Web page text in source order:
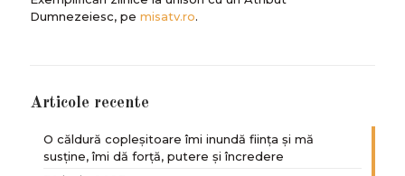
Dumnezeiesc, pe misatv.ro.
Articole recente
O căldură copleșitoare îmi inundă ființa și mă
susține, îmi dă forță, putere și încredere